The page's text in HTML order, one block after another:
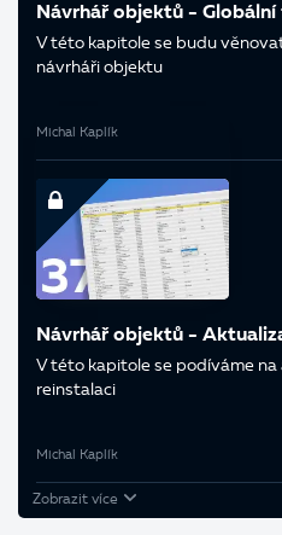
Návrhář objektů - Globální
V této kapitole se budu
návrháři objektu
Michal Kaplík
Návrhář objektů -
V této kapitole se podíváme na
reinstalaci
Michal Kaplík
Zobrazit více